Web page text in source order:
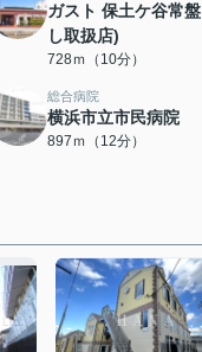
ガスト 保土ケ谷常
し取扱店)
728ｍ（10分）
総合病院
横浜市立市民病院
897ｍ（12分）